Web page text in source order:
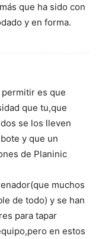
que ha sido con
y en forma.
es que
que tu,que
se los lleven
y que un
de Planinic
muchos
de todo) y se han
para tapar
en estos